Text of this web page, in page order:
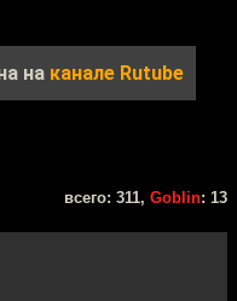
на канале Rutube
всего: 311, Goblin: 13